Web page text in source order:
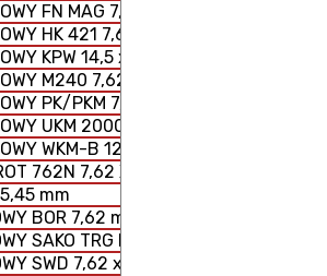
FN MAG 7,62 × 51 mm
HK 421 7,62 x 51 mm
KPW 14,5 x 114 mm
M240 7,62 × 51 mm
PK/PKM 7,62 x 54 mm
UKM 2000 P 7,62 x 51 mm
WKM-B 12,7 x 99 mm
762N 7,62 X 51 mm
mm
BOR 7,62 mm
SAKO TRG M 10
SWD 7,62 x 54 mm R